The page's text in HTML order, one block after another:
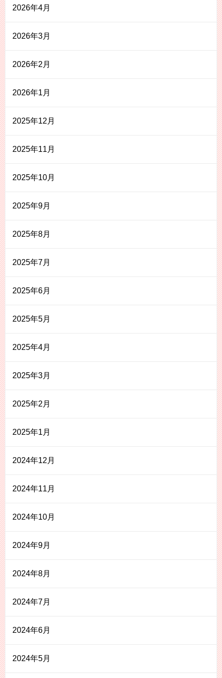
2026年4月
2026年3月
2026年2月
2026年1月
2025年12月
2025年11月
2025年10月
2025年9月
2025年8月
2025年7月
2025年6月
2025年5月
2025年4月
2025年3月
2025年2月
2025年1月
2024年12月
2024年11月
2024年10月
2024年9月
2024年8月
2024年7月
2024年6月
2024年5月